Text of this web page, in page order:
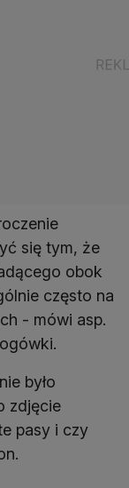
się tym, że
obok
często na
- mówi asp.
było
zdjęcie
pasy i czy